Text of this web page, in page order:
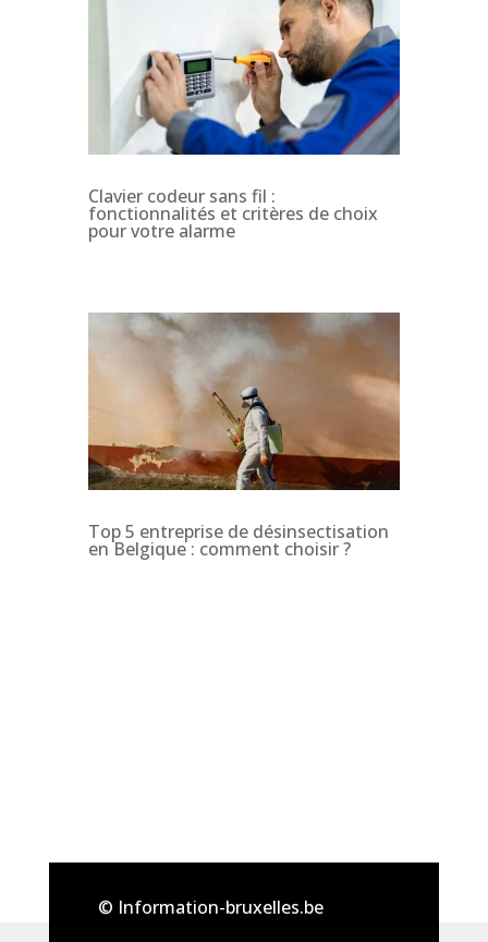
Clavier codeur sans fil :
fonctionnalités et critères de choix
pour votre alarme
Top 5 entreprise de désinsectisation
en Belgique : comment choisir ?
© Information-bruxelles.be